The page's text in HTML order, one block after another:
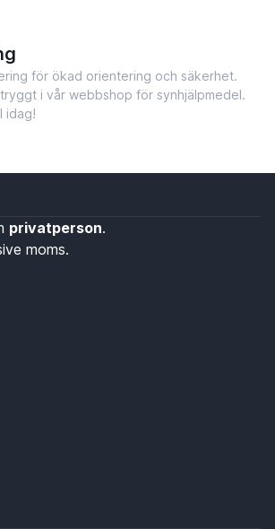
för ökad orientering och säkerhet.
i vår webbshop för synhjälpmedel.
idag!
privatperson.
moms.